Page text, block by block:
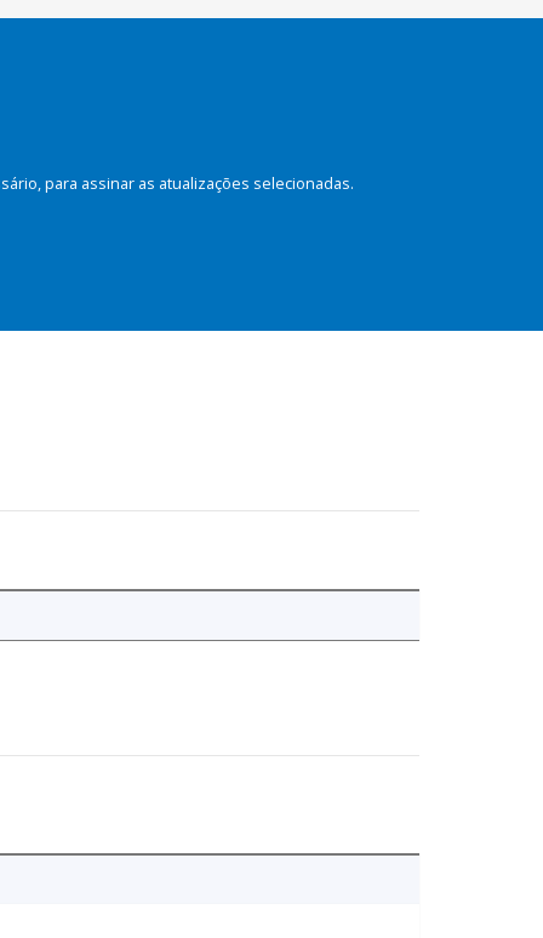
para assinar as atualizações selecionadas.